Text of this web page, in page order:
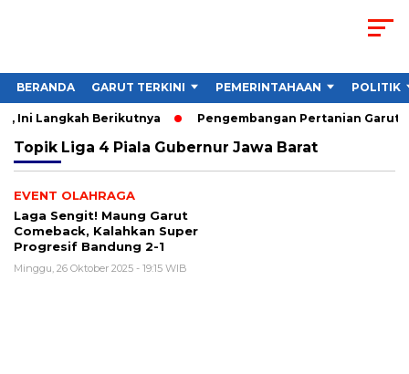
BERANDA GARUT TERKINI PEMERINTAHAAN POLITIK
Ini Langkah Berikutnya Pengembangan Pertanian Garut
Topik Liga 4 Piala Gubernur Jawa Barat
EVENT OLAHRAGA
Laga Sengit! Maung Garut
Comeback, Kalahkan Super
Progresif Bandung 2-1
Minggu, 26 Oktober 2025 - 19:15 WIB